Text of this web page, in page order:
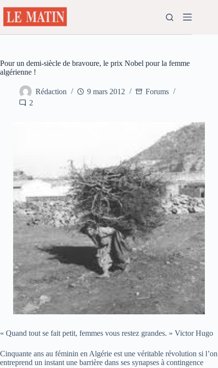
au
contenu
Pour un demi-siècle de bravoure, le prix Nobel pour la femme
algérienne !
Rédaction 9 mars 2012
Forums
2
« Quand tout se fait petit, femmes vous restez grandes. » Victor Hugo
Cinquante ans au féminin en Algérie est une véritable révolution si l’on
entreprend un instant une barrière dans ses synapses à contingence